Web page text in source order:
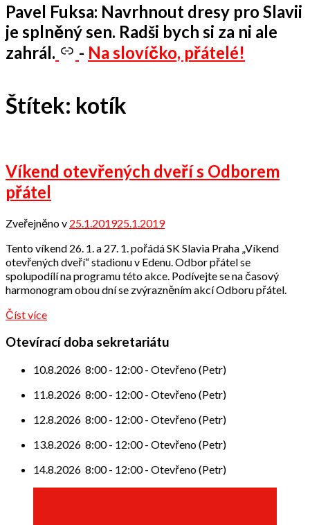
Pavel Fuksa: Navrhnout dresy pro Slavii
je splněný sen. Radši bych si za ni ale
zahrál.
- Na slovíčko, přátelé!
Štítek: kotík
Víkend otevřených dveří s Odborem
přátel
Zveřejněno v 25.1.201925.1.2019od
přátel
Tento víkend 26. 1. a 27. 1. pořádá SK Slavia Praha „Víkend
otevřených dveří“ stadionu v Edenu. Odbor přátel se
spolupodílí na programu této akce. Podívejte se na časový
harmonogram obou dní se zvýrazněním akcí Odboru přátel.
Číst více
Otevírací doba sekretariátu
10.8.2026 8:00- 12:00- Otevřeno (Petr)
11.8.2026 8:00- 12:00- Otevřeno (Petr)
12.8.2026 8:00- 12:00- Otevřeno (Petr)
13.8.2026 8:00- 12:00- Otevřeno (Petr)
14.8.2026 8:00- 12:00- Otevřeno (Petr)